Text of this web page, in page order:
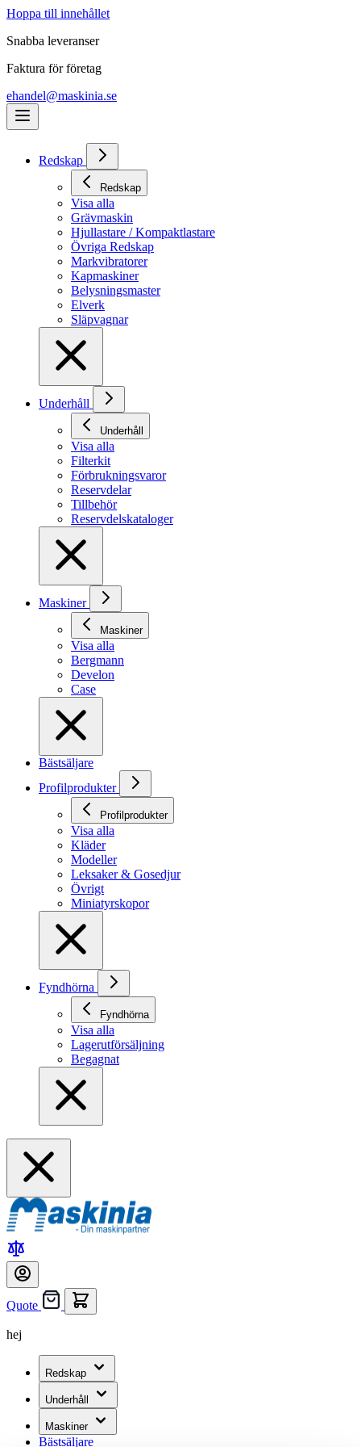
Hoppa till innehållet
Snabba leveranser
Faktura för företag
ehandel@maskinia.se
Redskap
Redskap
Visa alla
Grävmaskin
Hjullastare / Kompaktlastare
Övriga Redskap
Markvibratorer
Kapmaskiner
Belysningsmaster
Elverk
Släpvagnar
Underhåll
Underhåll
Visa alla
Filterkit
Förbrukningsvaror
Reservdelar
Tillbehör
Reservdelskataloger
Maskiner
Maskiner
Visa alla
Bergmann
Develon
Case
Bästsäljare
Profilprodukter
Profilprodukter
Visa alla
Kläder
Modeller
Leksaker & Gosedjur
Övrigt
Miniatyrskopor
Fyndhörna
Fyndhörna
Visa alla
Lagerutförsäljning
Begagnat
Quote
hej
Redskap
Underhåll
Maskiner
Bästsäljare